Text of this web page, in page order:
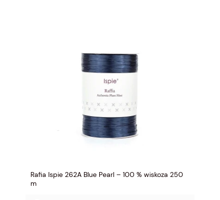
Rafia Ispie 262A Blue Pearl – 100 % wiskoza 250
m